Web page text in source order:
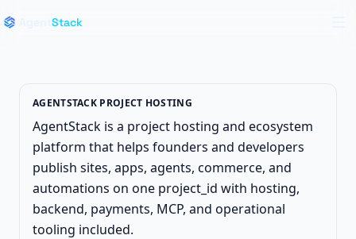
Skip to main content
Skip to navigation
Stack
AGENTSTACK PROJECT HOSTING
AgentStack is a project hosting and ecosystem
platform that helps founders and developers
publish sites, apps, agents, commerce, and
automations on one project_id with hosting,
backend, payments, MCP, and operational
tooling included.